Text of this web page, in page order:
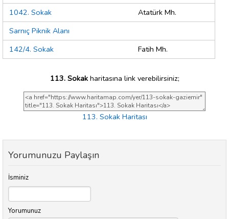
1042. Sokak
Atatürk Mh.
Sarnıç Piknik Alanı
142/4. Sokak
Fatih Mh.
113. Sokakharitasına link verebilirsiniz;
113. Sokak Haritası
Yorumunuzu Paylaşın
İsminiz
Yorumunuz